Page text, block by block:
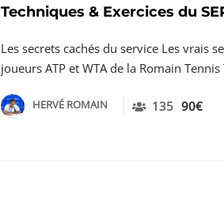
Techniques & Exercices du
Les secrets cachés du service Les vrais
joueurs ATP et WTA de la Romain
HERVÉ ROMAIN 135 90€